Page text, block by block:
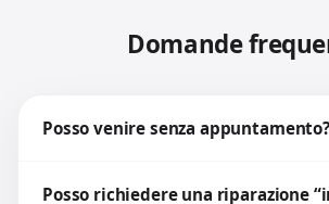
Domande
Posso venire senza appuntamento?
Posso richiedere una riparazione